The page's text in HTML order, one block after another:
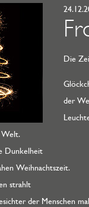
Die
der
Welt.
Dunkelheit
Weihnachtszeit.
strahlt
der Menschen